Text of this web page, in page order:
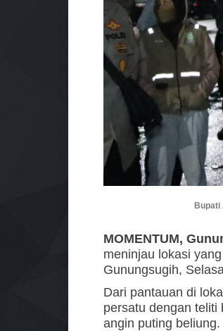
Bupati
MOMENTUM,
meninjau lokasi
Gunungsugih,
Dari pantauan di
persatu dengan teliti
angin puting beliung.